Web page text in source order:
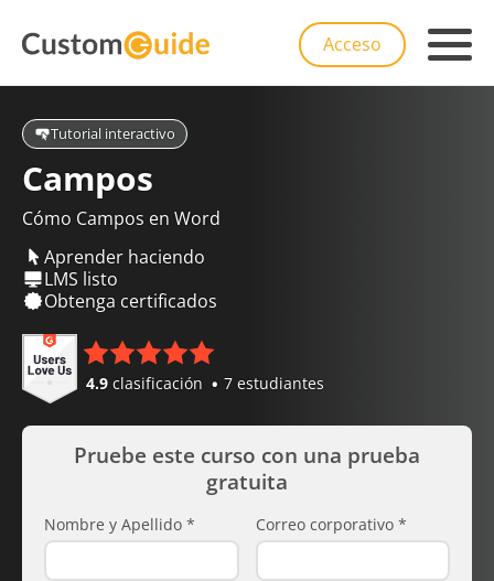
Acceso
Tutorial interactivo
Campos
Cómo Campos en Word
Aprender haciendo
LMS listo
Obtenga certificados
4.9 clasificación 7 estudiantes
Pruebe este curso con una prueba
gratuita
Nombre y Apellido * Correo corporativo *